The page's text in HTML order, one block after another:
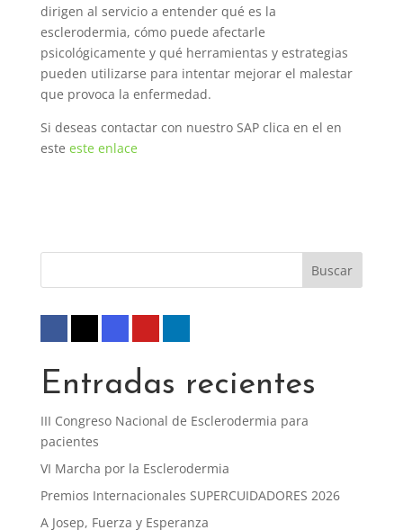
dirigen al servicio a entender qué es la
esclerodermia, cómo puede afectarle
psicológicamente y qué herramientas y estrategias
pueden utilizarse para intentar mejorar el malestar
que provoca la enfermedad.
Si deseas contactar con nuestro SAP clica en el en
este este enlace
Entradas recientes
III Congreso Nacional de Esclerodermia para
pacientes
VI Marcha por la Esclerodermia
Premios Internacionales SUPERCUIDADORES 2026
A Josep, Fuerza y Esperanza